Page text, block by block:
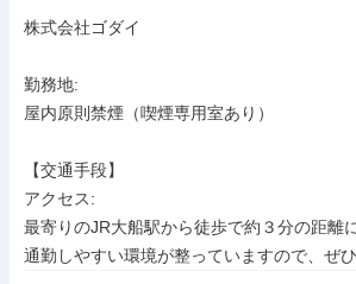
株式会社ゴダイ
勤務地:
屋内原則禁煙（喫煙専用室あり）
【交通手段】
アクセス:
最寄りのJR大船駅から徒歩で約３分の距離
通勤しやすい環境が整っていますので、ぜ